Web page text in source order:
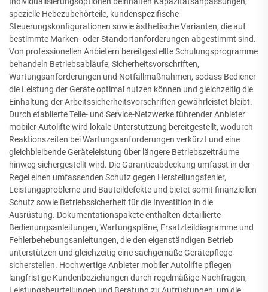
spezielle Hebezubehörteile, kundenspezifische
Steuerungskonfigurationen sowie ästhetische Varianten, die auf
bestimmte Marken- oder Standortanforderungen abgestimmt sind.
Von professionellen Anbietern bereitgestellte Schulungsprogramme
behandeln Betriebsabläufe, Sicherheitsvorschriften,
Wartungsanforderungen und Notfallmaßnahmen, sodass Bediener
die Leistung der Geräte optimal nutzen können und gleichzeitig die
Einhaltung der Arbeitssicherheitsvorschriften gewährleistet bleibt.
Durch etablierte Teile- und Service-Netzwerke führender Anbieter
mobiler Autolifte wird lokale Unterstützung bereitgestellt, wodurch
Reaktionszeiten bei Wartungsanforderungen verkürzt und eine
gleichbleibende Geräteleistung über längere Betriebszeiträume
hinweg sichergestellt wird. Die Garantieabdeckung umfasst in der
Regel einen umfassenden Schutz gegen Herstellungsfehler,
Leistungsprobleme und Bauteildefekte und bietet somit finanziellen
Schutz sowie Betriebssicherheit für die Investition in die
Ausrüstung. Dokumentationspakete enthalten detaillierte
Bedienungsanleitungen, Wartungspläne, Ersatzteildiagramme und
Fehlerbehebungsanleitungen, die den eigenständigen Betrieb
unterstützen und gleichzeitig eine sachgemäße Gerätepflege
sicherstellen. Hochwertige Anbieter mobiler Autolifte pflegen
langfristige Kundenbeziehungen durch regelmäßige Nachfragen,